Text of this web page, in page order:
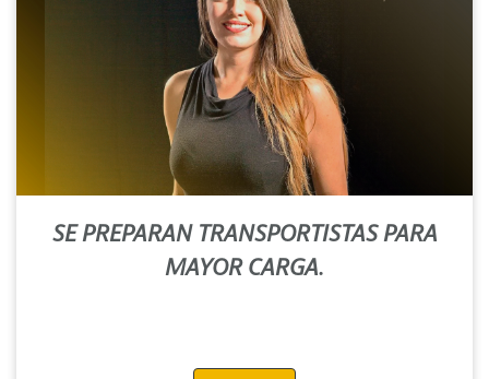
SE PREPARAN TRANSPORTISTAS PARA
MAYOR CARGA.